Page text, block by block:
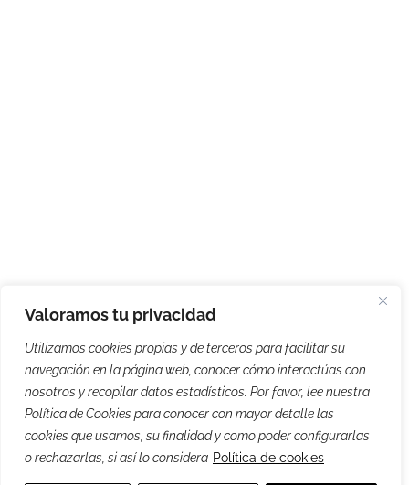
Valoramos tu privacidad
Utilizamos cookies propias y de terceros para facilitar su
navegación en la página web, conocer cómo interactúas con
nosotros y recopilar datos estadísticos. Por favor, lee nuestra
Política de Cookies para conocer con mayor detalle las
cookies que usamos, su finalidad y como poder configurarlas
o rechazarlas, si así lo considera Política de cookies